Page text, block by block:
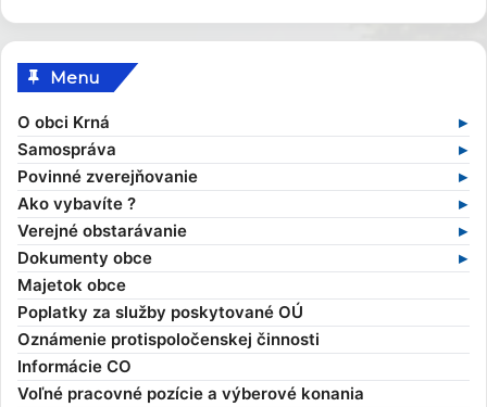
Menu
O obci Krná
Základné informácie
Profil obce
História obce
Obecné symboly
Kultúra
Zaujímavosti
Samospráva
Samospráva v súčasnosti
Obecný úrad
Starosta obce
Zamestnanci obce
Hlavný kontrolór
Obecní poslanci a komisie
Zasadnutia OcZ
Povinné zverejňovanie
Zmluvy
Faktúry
Objednávky
Ako vybavíte ?
Stavebný poriadok
Výruby drevín
Dane a poplatky
Evidencia obyvateľov
Overovanie dokumentov
Sťažnosti a žiadosti
Sociálna pomoc
Elektronické služby
Verejné obstarávanie
Verejné obstarávania
Profil verejného obstarávateľa
Dokumenty obce
Kompetencie obce
Všeobecné záväzné nariadenia
Ekonomické dokumenty
Rozpočet obce
Rozvojové dokumenty
Smernice
Majetok obce
Poplatky za služby poskytované OÚ
Oznámenie protispoločenskej činnosti
Informácie CO
Voľné pracovné pozície a výberové konania